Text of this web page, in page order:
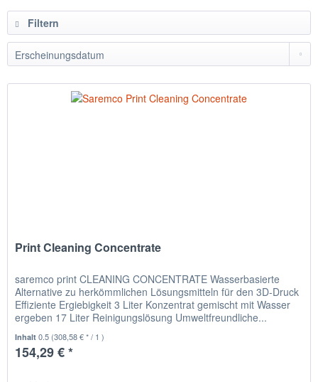
Filtern
Print Cleaning Concentrate
saremco print CLEANING CONCENTRATE Wasserbasierte
Alternative zu herkömmlichen Lösungsmitteln für den 3D-Druck
Effiziente Ergiebigkeit 3 Liter Konzentrat gemischt mit Wasser
ergeben 17 Liter Reinigungslösung Umweltfreundliche...
Inhalt0.5 (308,58 € * / 1 )
154,29 € *